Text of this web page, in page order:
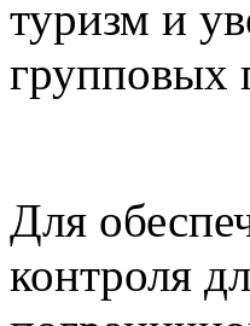
туризм и
групповых
Для
контроля